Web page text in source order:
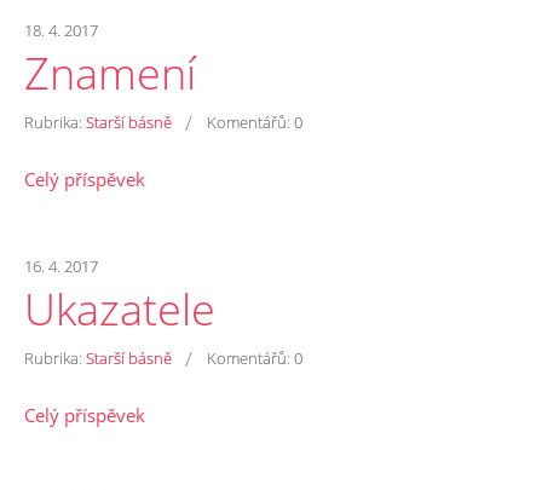
18. 4. 2017
Znamení
Rubrika: Starší básně / Komentářů: 0
Celý příspěvek
16. 4. 2017
Ukazatele
Rubrika: Starší básně / Komentářů: 0
Celý příspěvek